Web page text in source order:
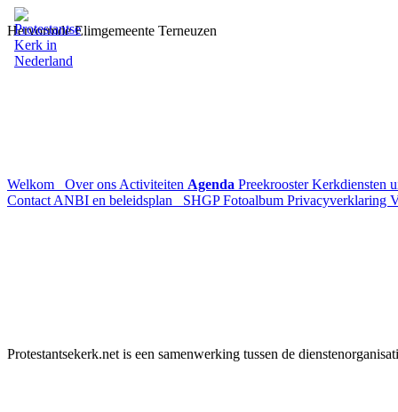
Hervormde Elimgemeente Terneuzen
Welkom Over ons Activiteiten Agenda PreekroosterKerkdiensten
Contact ANBI en beleidsplan SHGPFotoalbum Privacyverklaring
Protestantsekerk.net is een samenwerking tussen de